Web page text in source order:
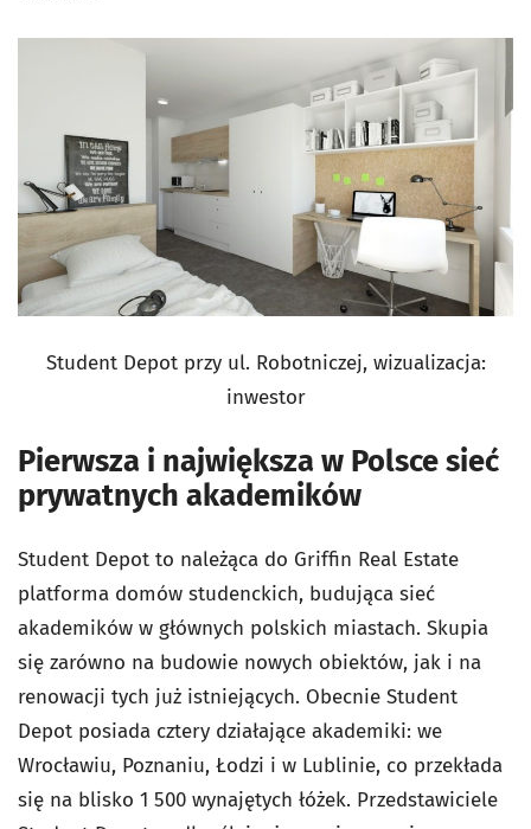
Student Depot przy ul. Robotniczej, wizualizacja:
inwestor
Pierwsza i największa w Polsce sieć
prywatnych akademików
Student Depot to należąca do Griffin Real Estate
platforma domów studenckich, budująca sieć
akademików w głównych polskich miastach. Skupia
się zarówno na budowie nowych obiektów, jak i na
renowacji tych już istniejących. Obecnie Student
Depot posiada cztery działające akademiki: we
Wrocławiu, Poznaniu, Łodzi i w Lublinie, co przekłada
się na blisko 1 500 wynajętych łóżek. Przedstawiciele